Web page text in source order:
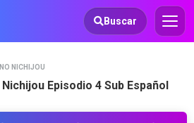
Buscar
NICHIJOU
Episodio 4 Sub Español